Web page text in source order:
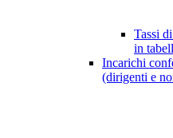
Tassi
in
Incarichi
(dirigenti e